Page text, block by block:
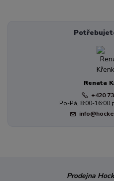
Renata
+420
Po-Pá, 8:00-16:00
Prodejna